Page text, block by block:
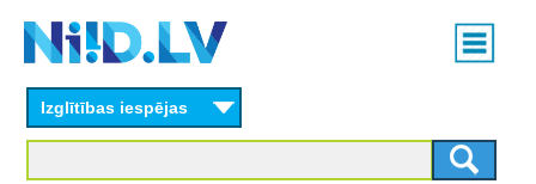
content
Main
menu
Izglītības iespējas